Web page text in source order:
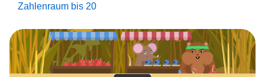
Zahlenraum bis 20